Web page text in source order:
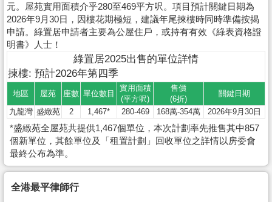
元。屋苑實用面積介乎280至469平方呎。項目預計關鍵日期為
2026年9月30日，因樓花期極短，建議年尾揀樓時同時準備按揭
申請。綠置居申請者主要為公屋住戶，或持有有效《綠表資格證
明書》人士！
綠置居2025出售的單位詳情
揀樓: 預計2026年第四季
地區 屋苑 座數 單位數目
實用面積
(平方呎)
售價
(6折)
關鍵日期
九龍灣 盛緻苑 2 1,467* 280-469 168萬-354萬 2026年9月30日
*盛緻苑全屋苑共提供1,467個單位，本次計劃率先推售其中857
個新單位，其餘單位及「租置計劃」回收單位之詳情以房委會
最終公布為準。
全港最平律師行